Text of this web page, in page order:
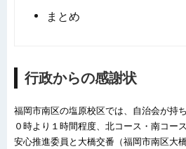
まとめ
行政からの感謝状
福岡市南区の塩原校区では、自治会が持
０時より１時間程度、北コース・南コー
安心推進委員と大橋交番（福岡市南区大